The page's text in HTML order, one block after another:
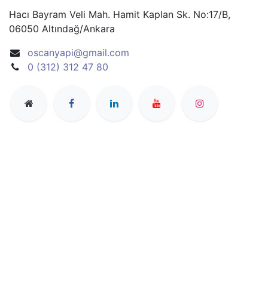
Hacı Bayram Veli Mah. Hamit Kaplan Sk. No:17/B,
06050 Altındağ/Ankara
oscanyapi@gmail.com
0 (312) 312 47 80